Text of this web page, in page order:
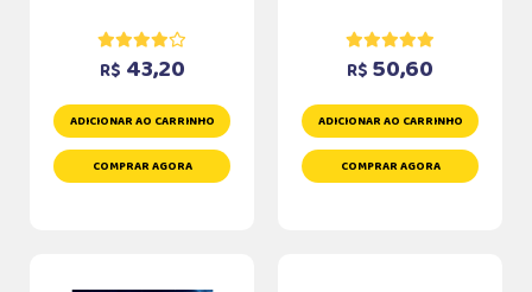
R$ 43,20
ADICIONAR AO CARRINHO
COMPRAR AGORA
R$ 50,60
ADICIONAR AO CARRINHO
COMPRAR AGORA